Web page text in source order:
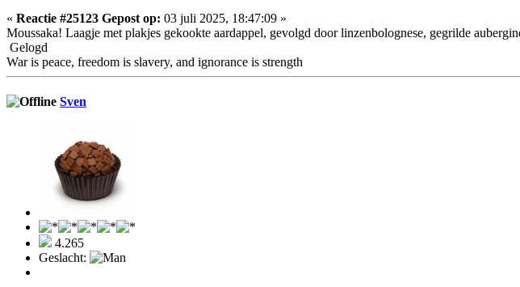
« Reactie #25123 Gepost op: 03 juli 2025, 18:47:09 »
Moussaka! Laagje met plakjes gekookte aardappel, gevolgd door linzenbolognese, gegrilde
Gelogd
War is peace, freedom is slavery, and ignorance is strength
Sven
4.265
Geslacht: